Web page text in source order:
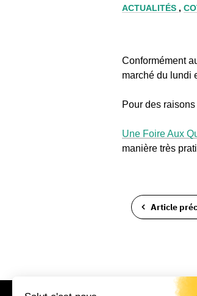
ACTUALITÉS ,
Conformément
marché du lundi
Pour des
Une Foire Aux
manière très
Article